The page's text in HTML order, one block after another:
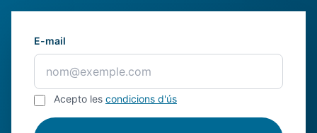
E-mail
Acepto les condicions d'ús